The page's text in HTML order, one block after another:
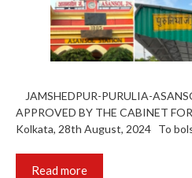
JAMSHEDPUR-PURULIA-
APPROVED BY THE CABINET
Kolkata, 28th August, 2024 To
Read more